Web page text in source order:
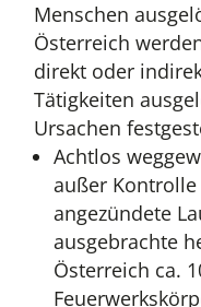
Menschen
Österreich
direkt oder
Tätigkeiten
Ursachen
Achtlos
außer
angezündete
ausgebrachte
Österreich ca.